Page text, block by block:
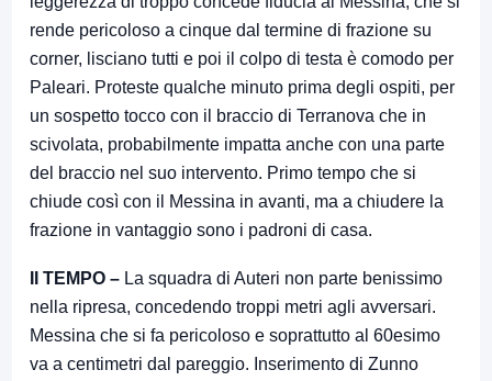
rende pericoloso a cinque dal termine di frazione su
corner, lisciano tutti e poi il colpo di testa è comodo per
Paleari. Proteste qualche minuto prima degli ospiti, per
un sospetto tocco con il braccio di Terranova che in
scivolata, probabilmente impatta anche con una parte
del braccio nel suo intervento. Primo tempo che si
chiude così con il Messina in avanti, ma a chiudere la
frazione in vantaggio sono i padroni di casa.
II TEMPO – La squadra di Auteri non parte benissimo
nella ripresa, concedendo troppi metri agli avversari.
Messina che si fa pericoloso e soprattutto al 60esimo
va a centimetri dal pareggio. Inserimento di Zunno